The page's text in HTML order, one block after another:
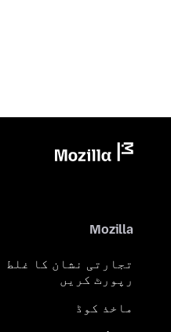
Mozilla
تجارتی نشان کا غلط
رپورٹ کریں
ماخذ کوڈ